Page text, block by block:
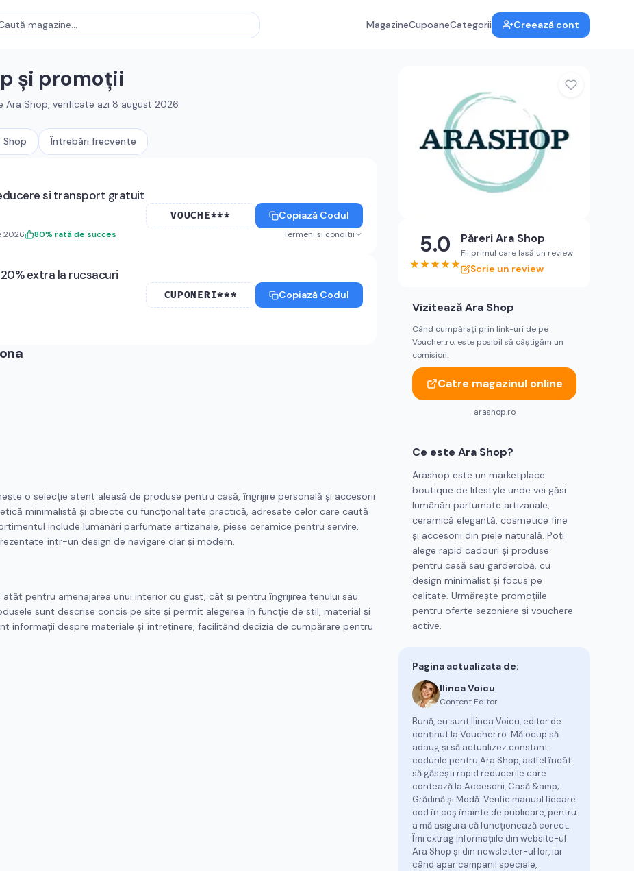
MagazineCupoaneCategorii Creează cont
și promoții
Ara Shop, verificate azi 8 august 2026.
Shop Întrebări frecvente
si transport gratuit
VOUCHE*** Copiază Codul
2026 80% rată de succes Termeni si conditii
extra la rucsacuri
CUPONERI*** Copiază Codul
o selecție atent aleasă de produse pentru casă, îngrijire personală și accesorii
minimalistă și obiecte cu funcționalitate practică, adresate celor care caută
include lumânări parfumate artizanale, piese ceramice pentru servire,
într-un design de navigare clar și modern.
pentru amenajarea unui interior cu gust, cât și pentru îngrijirea tenului sau
sunt descrise concis pe site și permit alegerea în funcție de stil, material și
informații despre materiale și întreținere, facilitând decizia de cumpărare pentru
5.0
★★★★★
PăreriAra Shop
Fii primul care lasă un review
Scrie un review
ViziteazăAra Shop
Când cumpărați prin link-uri de pe
Voucher.ro, este posibil să câștigăm un
comision.
Catre magazinul online
arashop.ro
Ce este Ara Shop?
Arashop este un marketplace
boutique de lifestyle unde vei găsi
lumânări parfumate artizanale,
ceramică elegantă, cosmetice fine
și accesorii din piele naturală. Poți
alege rapid cadouri și produse
pentru casă sau garderobă, cu
design minimalist și focus pe
calitate. Urmărește promoțiile
pentru oferte sezoniere și vouchere
active.
Pagina actualizata de:
Ilinca Voicu
Content Editor
Bună, eu sunt Ilinca Voicu, editor de
conținut la Voucher.ro. Mă ocup să
adaug și să actualizez constant
codurile pentru Ara Shop, astfel încât
să găsești rapid reducerile care
contează la Accesorii, Casă &amp;
Grădină și Modă. Verific manual fiecare
cod în coș înainte de publicare, pentru
a mă asigura că funcționează corect.
Îmi extrag informațiile din website-ul
Ara Shop și din newsletter-ul lor, iar
când apar campanii speciale,